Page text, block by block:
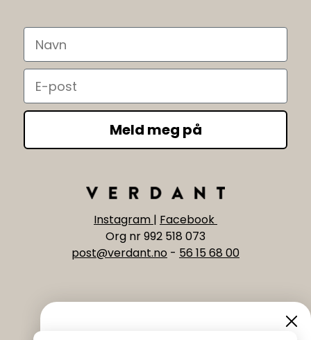
Navn
Email
Meld meg på
Instagram | Facebook
Org nr 992 518 073
post@verdant.no - 56 15 68 00